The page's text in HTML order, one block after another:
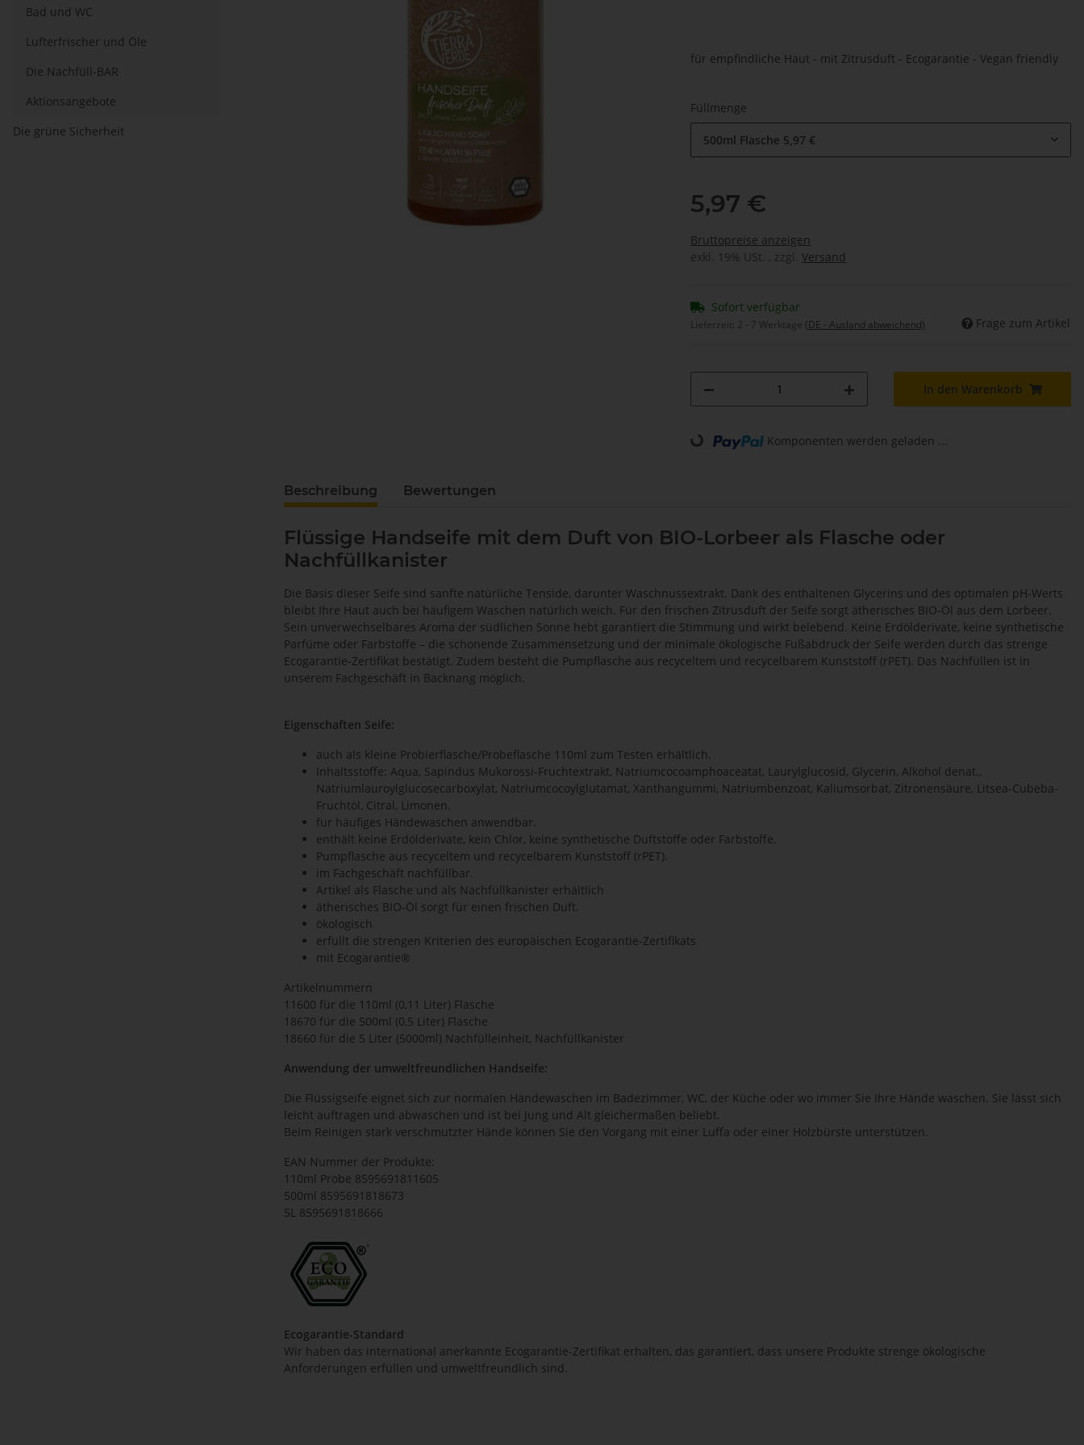
für empfindliche Haut - mit Zitrusduft - Ecogarantie - Vegan friendly
Füllmenge
500ml Flasche 5,97 €
5,97 €
Bruttopreise anzeigen
exkl. 19% USt. , zzgl. Versand
Sofort verfügbar
Lieferzeit: 2 - 7 Werktage (DE - Ausland abweichend) Frage zum Artikel
In den Warenkorb
Loading... Komponenten werden geladen ...
Beschreibung Bewertungen
Flüssige Handseife mit dem Duft von BIO-Lorbeer als Flasche oder
Nachfüllkanister
Die Basis dieser Seife sind sanfte natürliche Tenside, darunter Waschnussextrakt. Dank des enthaltenen Glycerins und des optimalen pH-Werts
bleibt Ihre Haut auch bei häufigem Waschen natürlich weich. Für den frischen Zitrusduft der Seife sorgt ätherisches BIO-Öl aus dem Lorbeer.
Sein unverwechselbares Aroma der südlichen Sonne hebt garantiert die Stimmung und wirkt belebend. Keine Erdölderivate, keine synthetische
Parfüme oder Farbstoffe – die schonende Zusammensetzung und der minimale ökologische Fußabdruck der Seife werden durch das strenge
Ecogarantie-Zertifikat bestätigt. Zudem besteht die Pumpflasche aus recyceltem und recycelbarem Kunststoff (rPET). Das Nachfüllen ist in
unserem Fachgeschäft in Backnang möglich.
Eigenschaften Seife:
auch als kleine Probierflasche/Probeflasche 110ml zum Testen erhältlich.
Inhaltsstoffe: Aqua, Sapindus Mukorossi-Fruchtextrakt, Natriumcocoamphoaceatat, Laurylglucosid, Glycerin, Alkohol denat.,
Natriumlauroylglucosecarboxylat, Natriumcocoylglutamat, Xanthangummi, Natriumbenzoat, Kaliumsorbat, Zitronensäure, Litsea-Cubeba-
Fruchtöl, Citral, Limonen.
für häufiges Händewaschen anwendbar.
enthält keine Erdölderivate, kein Chlor, keine synthetische Duftstoffe oder Farbstoffe.
Pumpflasche aus recyceltem und recycelbarem Kunststoff (rPET).
im Fachgeschäft nachfüllbar.
Artikel als Flasche und als Nachfüllkanister erhältlich
ätherisches BIO-Öl sorgt für einen frischen Duft.
ökologisch
erfüllt die strengen Kriterien des europäischen Ecogarantie-Zertifikats
mit Ecogarantie®
Artikelnummern
11600 für die 110ml (0,11 Liter) Flasche
18670 für die 500ml (0,5 Liter) Flasche
18660 für die 5 Liter (5000ml) Nachfülleinheit, Nachfüllkanister
Anwendung der umweltfreundlichen Handseife:
Die Flüssigseife eignet sich zur normalen Händewaschen im Badezimmer, WC, der Küche oder wo immer Sie Ihre Hände waschen. Sie lässt sich
leicht auftragen und abwaschen und ist bei Jung und Alt gleichermaßen beliebt.
Beim Reinigen stark verschmutzter Hände können Sie den Vorgang mit einer Luffa oder einer Holzbürste unterstützen.
EAN Nummer der Produkte:
110ml Probe 8595691811605
500ml 8595691818673
5L 8595691818666
Ecogarantie-Standard
Wir haben das international anerkannte Ecogarantie-Zertifikat erhalten, das garantiert, dass unsere Produkte strenge ökologische
Anforderungen erfüllen und umweltfreundlich sind.
Bad und WC
Lufterfrischer und Öle
Die Nachfüll-BAR
Aktionsangebote
Die grüne Sicherheit